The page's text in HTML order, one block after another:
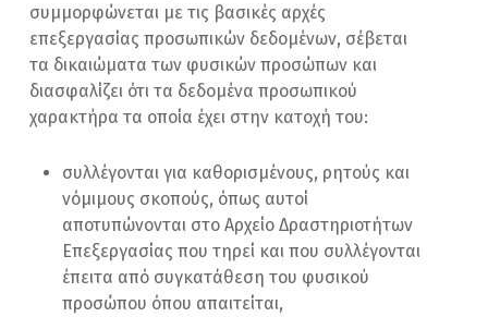
συμμορφώνεται με τις βασικές αρχές
επεξεργασίας προσωπικών δεδομένων, σέβεται
τα δικαιώματα των φυσικών προσώπων και
διασφαλίζει ότι τα δεδομένα προσωπικού
χαρακτήρα τα οποία έχει στην κατοχή του:
συλλέγονται για καθορισμένους, ρητούς και
νόμιμους σκοπούς, όπως αυτοί
αποτυπώνονται στο Αρχείο Δραστηριοτήτων
Επεξεργασίας που τηρεί και που συλλέγονται
έπειτα από συγκατάθεση του φυσικού
προσώπου όπου απαιτείται,